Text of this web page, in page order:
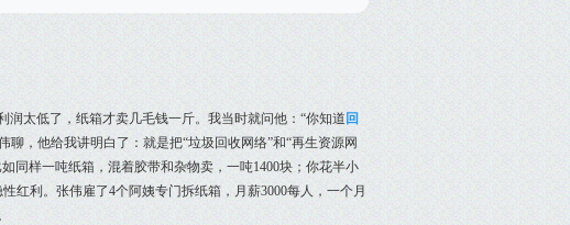
太低了，纸箱才卖几毛钱一斤。我当时就问他：“你知道 回
聊，他给我讲明白了：就是把“垃圾回收网络”和“再生资源网
同样一吨纸箱，混着胶带和杂物卖，一吨1400块；你花半小
红利。张伟雇了4个阿姨专门拆纸箱，月薪3000每人，一个月